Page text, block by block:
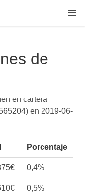
de
en cartera
en 2019-06-
Porcentaje
0,4%
0,5%